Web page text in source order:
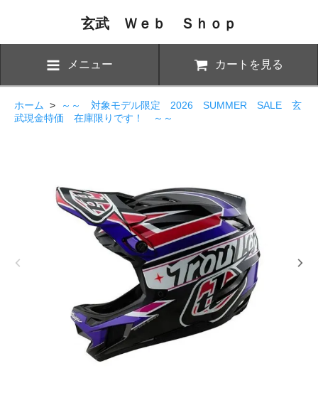
玄武 Ｗｅｂ Ｓｈｏｐ
メニュー カートを見る
ホーム >
～～ 対象モデル限定 2026 SUMMER SALE 玄
武現金特価 在庫限りです！ ～～